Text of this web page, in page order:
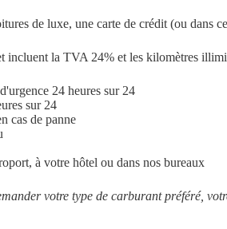
de luxe, une carte de crédit (ou dans
incluent la TVA 24% et les kilomètres
24 heures sur 24
sur 24
cas de panne
à votre hôtel ou dans nos bureaux
votre type de carburant préféré,